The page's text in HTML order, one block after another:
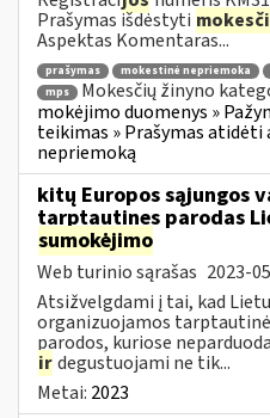
Prašymas išdėstyti
Aspektas Komentaras...
prašymas mokestinė nepriemoka
mps
Mokesčių žinyno
mokėjimo duomenys »
teikimas » Prašymas
nepriemoką
kitų Europos sąjungos
tarptautines parodas
sumokėjimo
Web turinio sąrašas 2023-
Atsižvelgdami į tai, kad
organizuojamos
parodos, kuriose
irdegustuojami ne tik...
Metai: 2023